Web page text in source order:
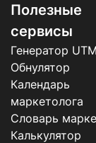
Полезные
сервисы
Генератор
Обнулятор
Календарь
маркетолога
Словарь
Калькулятор